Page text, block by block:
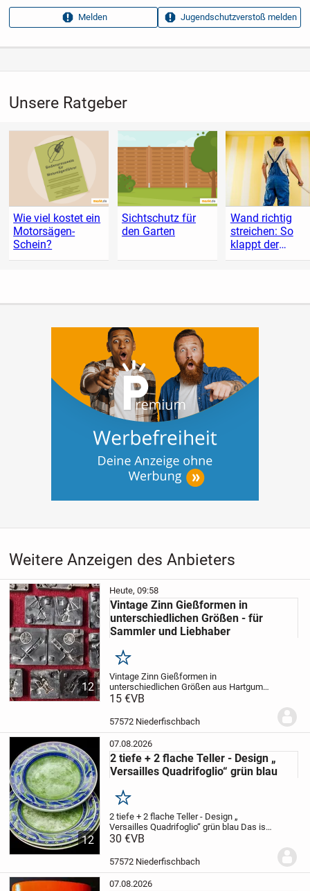
Unsere Ratgeber
Wie viel kostet ein
Motorsägen-
Schein?
Sichtschutz für
den Garten
Wand richtig
streichen: So
klappt der
Anstrich
Weitere Anzeigen des Anbieters
12
Heute, 09:58
Vintage Zinn Gießformen in
unterschiedlichen Größen - für
Sammler und Liebhaber
Merken
Vintage Zinn Gießformen in
unterschiedlichen Größen aus Hartgummi
(?) und Metall
7cm x 7cm,9cm x 9 cm
15 €VB
57572 Niederfischbach
12
07.08.2026
2 tiefe + 2 flache Teller - Design „
Versailles Quadrifoglio“ grün blau
Merken
2 tiefe + 2 flache Teller - Design „
Versailles Quadrifoglio“ grün blau Das ist
die Gelegenheit Ihr Service zu
mehr hergestellt!Hersteller Pier 1
30 €VB
57572 Niederfischbach
07.08.2026
Aufrufe dieser
27
Eingemachtes
Melden Jugendschutzverstoß melden